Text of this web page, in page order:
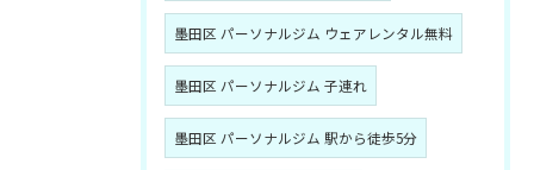
墨田区 パーソナルジム ウェアレンタル無料
墨田区 パーソナルジム 子連れ
墨田区 パーソナルジム 駅から徒歩5分